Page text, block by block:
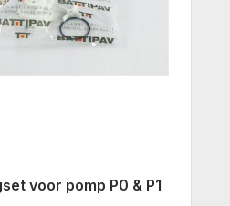
voor pomp P0 & P1